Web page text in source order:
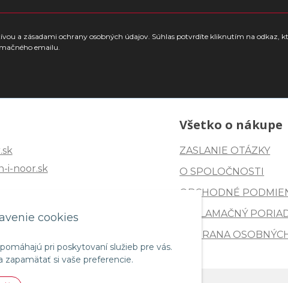
cookies
pri poskytovaní služieb pre vás.
zapamätať si vaše preferencie.
a zásadami ochrany osobných údajov. Súhlas potvrdíte kliknutím na odkaz,
emailu.
i-noor.sk
Všetko o nákupe
ZASLANIE OTÁZKY
O SPOLOČNOSTI
OBCHODNÉ
REKLAMAČNÝ
OCHRANA